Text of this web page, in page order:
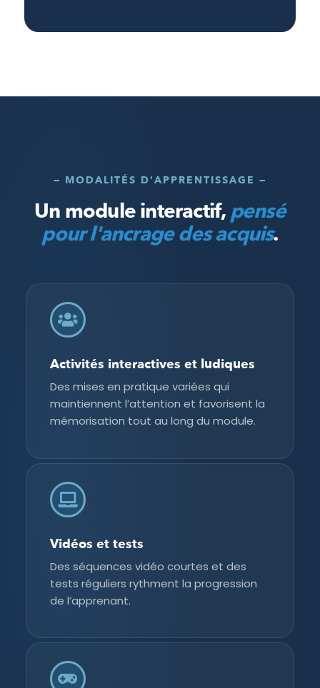
— MODALITÉS D'APPRENTISSAGE —
Un module interactif,pensé
pour l'ancrage des acquis.
Activités interactives et ludiques
Des mises en pratique variées qui
maintiennent l’attention et favorisent la
mémorisation tout au long du module.
Vidéos et tests
Des séquences vidéo courtes et des
tests réguliers rythment la progression
de l’apprenant.